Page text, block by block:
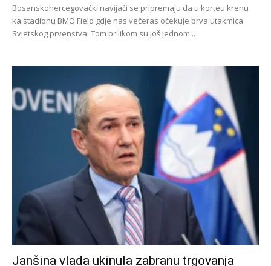
Bosanskohercegovački navijači se pripremaju da u korteu krenu
ka stadionu BMO Field gdje nas večeras očekuje prva utakmica
Svjetskog prvenstva. Tom prilikom su još jednom...
Janšina vlada ukinula zabranu trgovanja